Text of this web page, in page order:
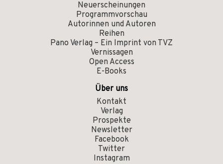
Neuerscheinungen
Programmvorschau
Autorinnen und Autoren
Reihen
Pano Verlag – Ein Imprint von TVZ
Vernissagen
Open Access
E-Books
Über uns
Kontakt
Verlag
Prospekte
Newsletter
Facebook
Twitter
Instagram